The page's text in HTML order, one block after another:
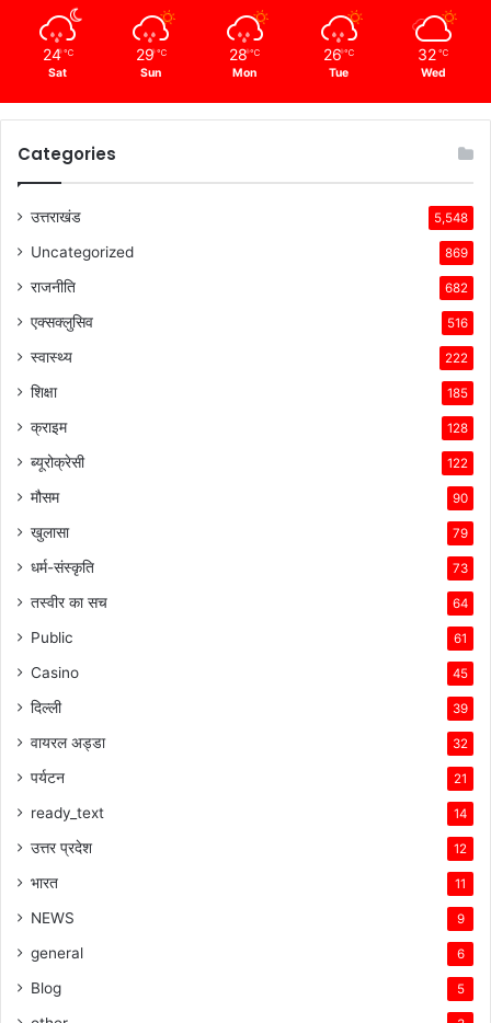
24 ℃
Sat
29 ℃
Sun
28 ℃
Mon
26 ℃
Tue
32 ℃
Wed
Categories
उत्तराखंड 5,548
Uncategorized 869
राजनीति 682
एक्सक्लुसिव 516
स्वास्थ्य 222
शिक्षा 185
क्राइम 128
ब्यूरोक्रेसी 122
मौसम 90
खुलासा 79
धर्म-संस्कृति 73
तस्वीर का सच 64
Public 61
Casino 45
दिल्ली 39
वायरल अड्डा 32
पर्यटन 21
ready_text 14
उत्तर प्रदेश 12
भारत 11
NEWS 9
general 6
Blog 5